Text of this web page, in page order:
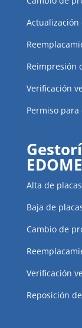
Reimpresión
Verificación
Permiso
Alta de
Baja de
Cambio de
Verificación
Reposición